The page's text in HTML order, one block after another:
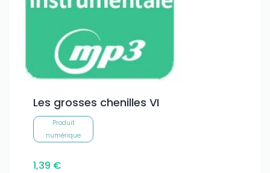
Les grosses chenilles VI
Produit
numérique
1,39 €